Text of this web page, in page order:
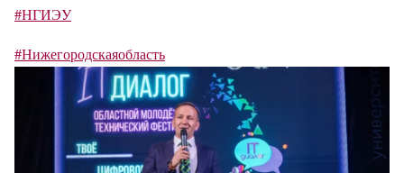
#НГИЭУ
#Нижегородскаяобласть